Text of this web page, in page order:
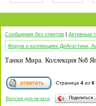
Сообщения без ответов | Активные
Форум о коллекциях ДеАгостини,
Танки Мира. Коллекция №8
Страница 4 из 6
Версия для печати